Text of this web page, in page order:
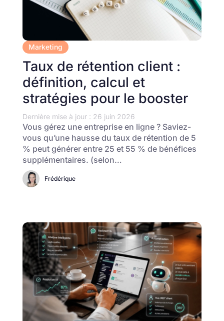
Marketing
Taux de rétention client :
définition, calcul et
stratégies pour le booster
Dernière mise à jour : 26 juin 2026
Vous gérez une entreprise en ligne ? Saviez-
vous qu’une hausse du taux de rétention de 5
% peut générer entre 25 et 55 % de bénéfices
supplémentaires. (selon…
Frédérique